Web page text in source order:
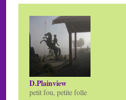
D.Plainview
petit fou, petite folle